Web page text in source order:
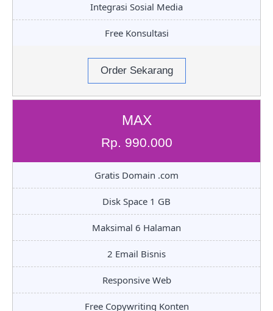
Integrasi Sosial Media
Free Konsultasi
Order Sekarang
MAX
Rp. 990.000
Gratis Domain .com
Disk Space 1 GB
Maksimal 6 Halaman
2 Email Bisnis
Responsive Web
Free Copywriting Konten